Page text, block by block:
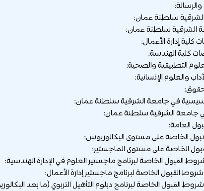
سلطنة عمان:
سلطنة عمان:
في جامعة الشرقية سلطنة عمان:
جامعة الشرقية سلطنة عمان:
العامة:
الخاصة على مستوى البكالوريوس:
الخاصة على مستوى الماجستير: